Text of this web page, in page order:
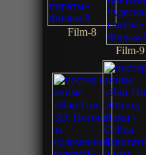
Film-8
Film-9